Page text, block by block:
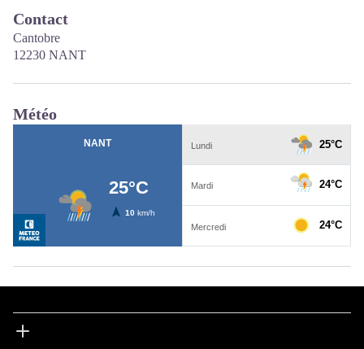
Contact
Cantobre
12230 NANT
Météo